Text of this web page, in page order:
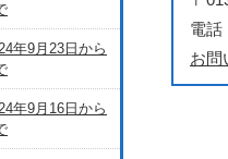
電話
お問
年9月23日から
年9月16日から